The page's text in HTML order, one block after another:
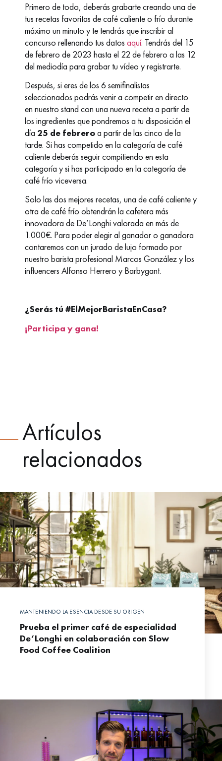
Primero de todo, deberás grabarte creando una de
tus recetas favoritas de café caliente o frío durante
máximo un minuto y te tendrás que inscribir al
concurso rellenando tus datosaquí. Tendrás del 15
de febrero de 2023 hasta el 22 de febrero a las 12
del mediodía para grabar tu vídeo y registrarte.
Después, si eres de los 6 semifinalistas
seleccionados podrás venir a competir en directo
en nuestro stand con una nueva receta a partir de
los ingredientes que pondremos a tu disposición el
día 25 de febreroa partir de las cinco de la
tarde. Si has competido en la categoría de café
caliente deberás seguir compitiendo en esta
categoría y si has participado en la categoría de
café frío viceversa.
Solo las dos mejores recetas, una de café caliente y
otra de café frío obtendrán la cafetera más
innovadora de De’Longhi valorada en más de
1.000€. Para poder elegir al ganador o ganadora
contaremos con un jurado de lujo formado por
nuestro barista profesional Marcos González y los
influencers Alfonso Herrero y Barbygant.
¿Serás tú #ElMejorBaristaEnCasa?
¡Participa y gana!
Artículos
relacionados
MANTENIENDO LA ESENCIA DESDE SU ORIGEN
Prueba el primer café de especialidad
De’Longhi en colaboración con Slow
Food Coffee Coalition